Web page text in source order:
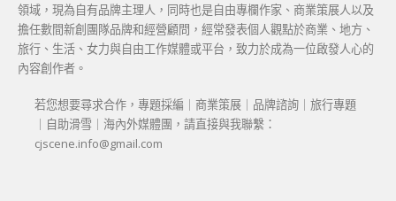
領域，現為自有品牌主理人，同時也是自由專欄作家、商業策展人以及
擔任數間新創團隊品牌和經營顧問，經常發表個人觀點於商業、地方、
旅行、生活、女力與自由工作媒體或平台，致力於成為一位啟發人心的
內容創作者。
若您想要尋求合作，專題採編｜商業策展｜品牌諮詢｜旅行專題
｜自助滑雪｜海內外媒體團，請直接與我聯繫：
cjscene.info@gmail.com